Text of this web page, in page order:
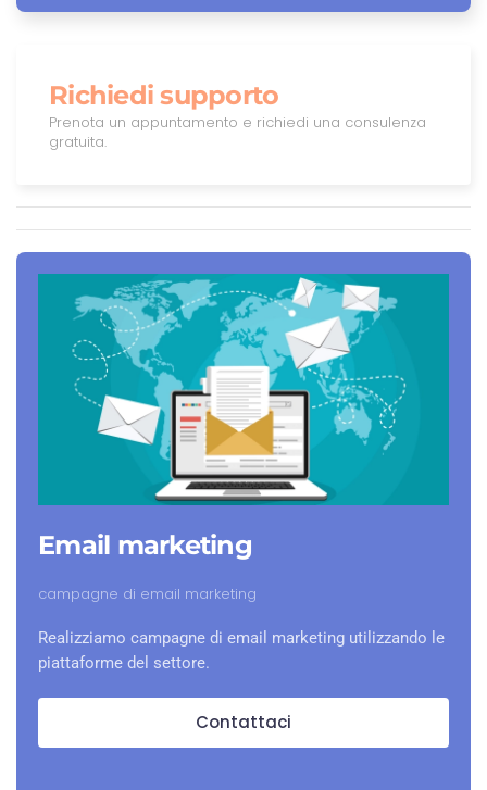
Richiedi supporto
Prenota un appuntamento e richiedi una consulenza
gratuita.
Email marketing
campagne di email marketing
Realizziamo campagne di email marketing utilizzando le
piattaforme del settore.
Contattaci